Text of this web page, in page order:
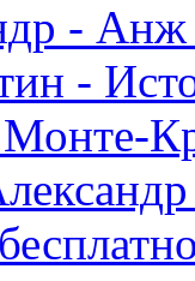
- Анж
-
Монте-